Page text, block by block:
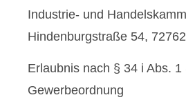
Industrie- und
Hindenburgstraße 54,
Erlaubnis nach § 34 i Abs. 1
Gewerbeordnung